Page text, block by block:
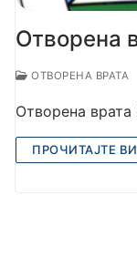
Отворена
ОТВОРЕНА ВРАТА
Отворена
ПРОЧИТАЈТЕ